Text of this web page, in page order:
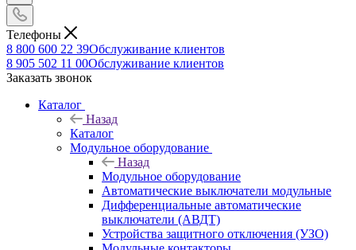
Телефоны
8 800 600 22 39Обслуживание клиентов
8 905 502 11 00Обслуживание клиентов
Заказать звонок
Каталог
Назад
Каталог
Модульное оборудование
Назад
Модульное оборудование
Автоматические выключатели модульные
Дифференциальные автоматические
выключатели (АВДТ)
Устройства защитного отключения (УЗО)